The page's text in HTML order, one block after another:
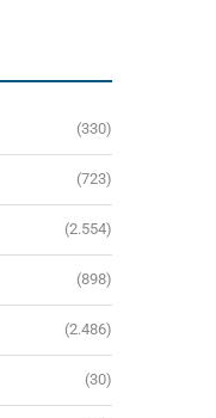
(330)
(723)
(2.554)
(898)
(2.486)
(30)